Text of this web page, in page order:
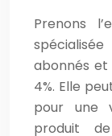
Prenons
abonnés et
4%. Elle
pour une
produit